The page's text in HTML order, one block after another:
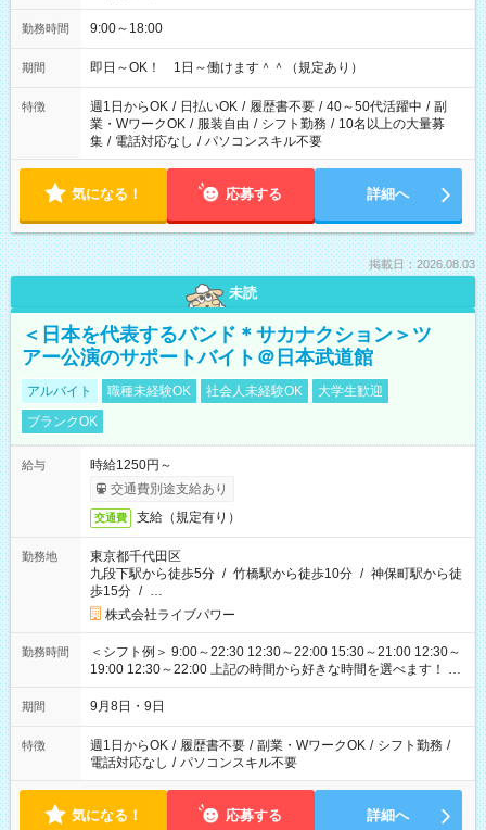
勤務時間 9:00～18:00
期間 即日～OK！ 1日～働けます＾＾（規定あり）
特徴 週1日からOK / 日払いOK / 履歴書不要 / 40～50代活躍中 / 副
業・WワークOK / 服装自由 / シフト勤務 / 10名以上の大量募
集 / 電話対応なし / パソコンスキル不要
気になる！ 応募する 詳細へ
掲載日：2026.08.03
未読
＜日本を代表するバンド＊サカナクション＞ツ
アー公演のサポートバイト＠日本武道館
アルバイト 職種未経験OK 社会人未経験OK
大学生歓迎
ブランクOK
給与
時給1250円～
交通費別途支給あり
交通費 支給（規定有り）
勤務地
東京都千代田区
九段下駅から徒歩5分 / 竹橋駅から徒歩10分 / 神保町駅から徒
歩15分 / …
株式会社ライブパワー
勤務時間
＜シフト例＞ 9:00～22:30 12:30～22:00 15:30～21:00 12:30～
19:00 12:30～22:00 上記の時間から好きな時間を選べます！ ※
時間は変更となる可能性があります
期間 9月8日・9日
特徴 週1日からOK / 履歴書不要 / 副業・WワークOK / シフト勤務 /
電話対応なし / パソコンスキル不要
気になる！ 応募する 詳細へ